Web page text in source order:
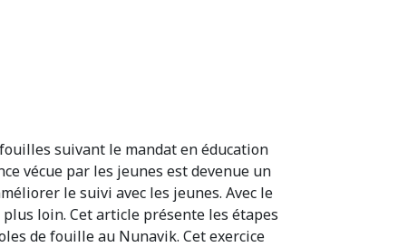
suivant le mandat en éducation
vécue par les jeunes est devenue un
le suivi avec les jeunes. Avec le
loin. Cet article présente les étapes
de fouille au Nunavik. Cet exercice